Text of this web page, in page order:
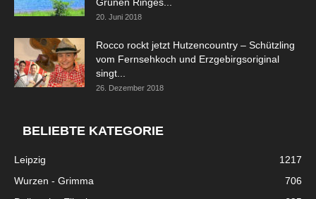
20. Juni 2018
Rocco rockt jetzt Hutzencountry – Schützling
vom Fernsehkoch und Erzgebirgsoriginal
singt...
26. Dezember 2018
BELIEBTE KATEGORIE
Leipzig
1217
Wurzen - Grimma
706